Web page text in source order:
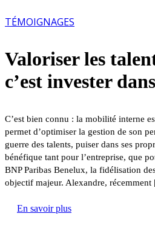
TÉMOIGNAGES
Valoriser les
c’est invester
C’est bien connu : la mobilité interne
permet d’optimiser la gestion de son
guerre des talents, puiser dans ses
bénéfique tant pour l’entreprise, que
BNP Paribas Benelux, la fidélisation
objectif majeur. Alexandre,
En savoir plus« Valoriser